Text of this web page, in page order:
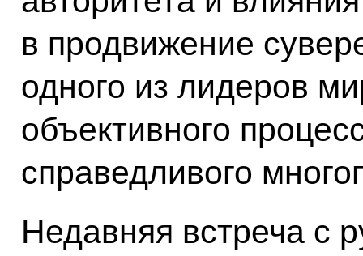
в продвижение
одного из лидеров
объективного
справедливого
Недавняя встреча с